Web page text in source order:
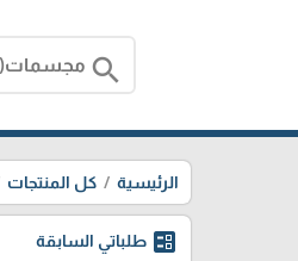
search
الرئيسية كل المنتجات
ballot طلباتي السابقة